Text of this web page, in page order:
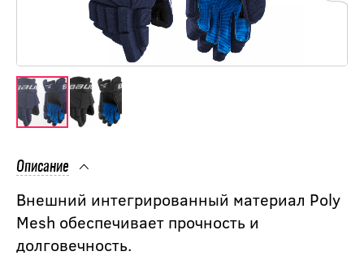
Описание
Внешний интегрированный материал Poly
Mesh обеспечивает прочность и
долговечность.